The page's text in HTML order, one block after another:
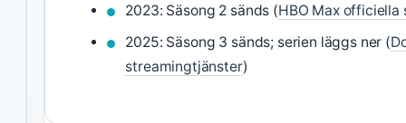
2023: Säsong 2 sänds (HBO Max
2025: Säsong 3 sänds; serien läggs ner (
streamingtjänster)